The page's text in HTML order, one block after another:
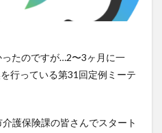
たのですが…2〜3ヶ月に一
行っている第31回定例ミーテ
護保険課の皆さんでスタート